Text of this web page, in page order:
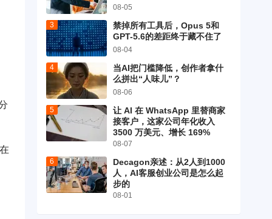
08-05
禁掉所有工具后，Opus 5和
GPT-5.6的差距终于藏不住了
08-04
当AI把门槛降低，创作者拿什
么拼出“人味儿”？
08-06
让 AI 在 WhatsApp 里替商家
接客户，这家公司年化收入
3500 万美元、增长 169%
08-07
Decagon亲述：从2人到1000
人，AI客服创业公司是怎么起
步的
08-01